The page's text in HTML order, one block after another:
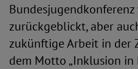
zurückgeblickt, aber
zukünftige Arbeit in der
dem Motto „Inklusion in